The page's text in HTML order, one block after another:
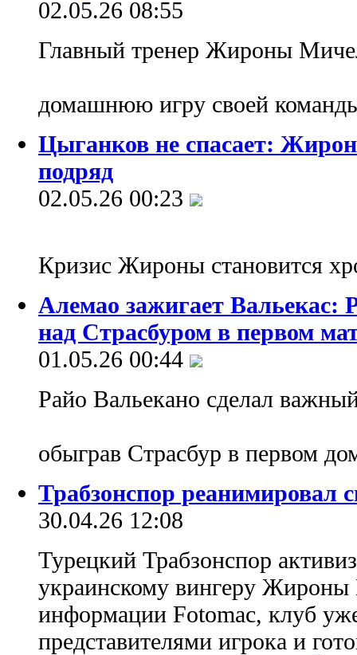
02.05.26 08:55
Главный тренер Жироны
домашнюю игру своей
Цыганков не спасает:
подряд
02.05.26 00:23
Кризис Жироны становится
Алемао зажигает Вальекас:
над Страсбуром в первом
01.05.26 00:44
Райо Вальекано сделал
обыграв Страсбур в первом
Трабзонспор реанимировал
30.04.26 12:08
Турецкий Трабзонспор
украинскому вингеру
информации Fotomac, клуб
представителями игрока и